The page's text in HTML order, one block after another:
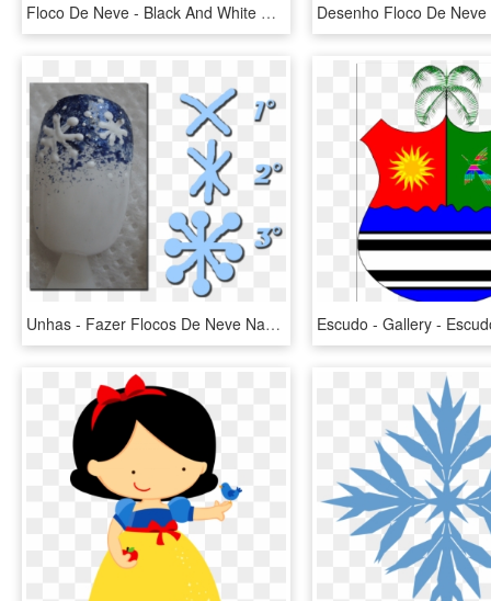
Floco De Neve - Black And White Simple Snowflake, HD Png Download
Unhas - Fazer Flocos De Neve Nas Unhas, HD Png Download